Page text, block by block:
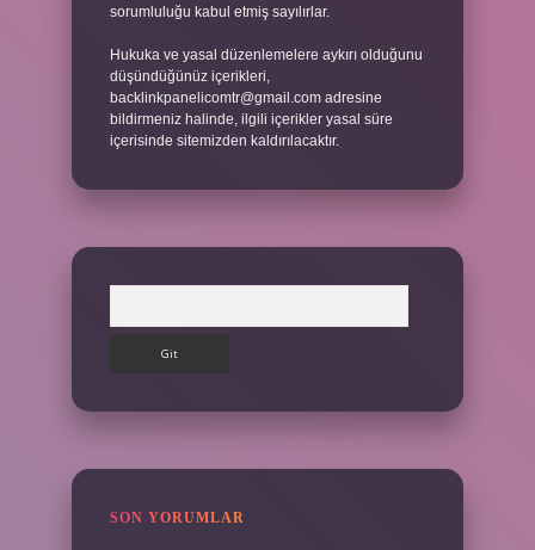
sorumluluğu kabul etmiş sayılırlar.
Hukuka ve yasal düzenlemelere aykırı olduğunu
düşündüğünüz içerikleri,
backlinkpanelicomtr@gmail.com adresine
bildirmeniz halinde, ilgili içerikler yasal süre
içerisinde sitemizden kaldırılacaktır.
SON YORUMLAR